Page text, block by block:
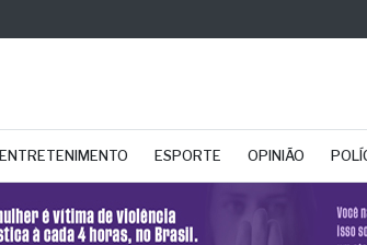
ENTRETENIMENTO ESPORTE OPINIÃO